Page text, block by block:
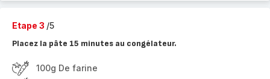
Etape 3 /5
Placez la pâte 15 minutes au congélateur.
100g De farine